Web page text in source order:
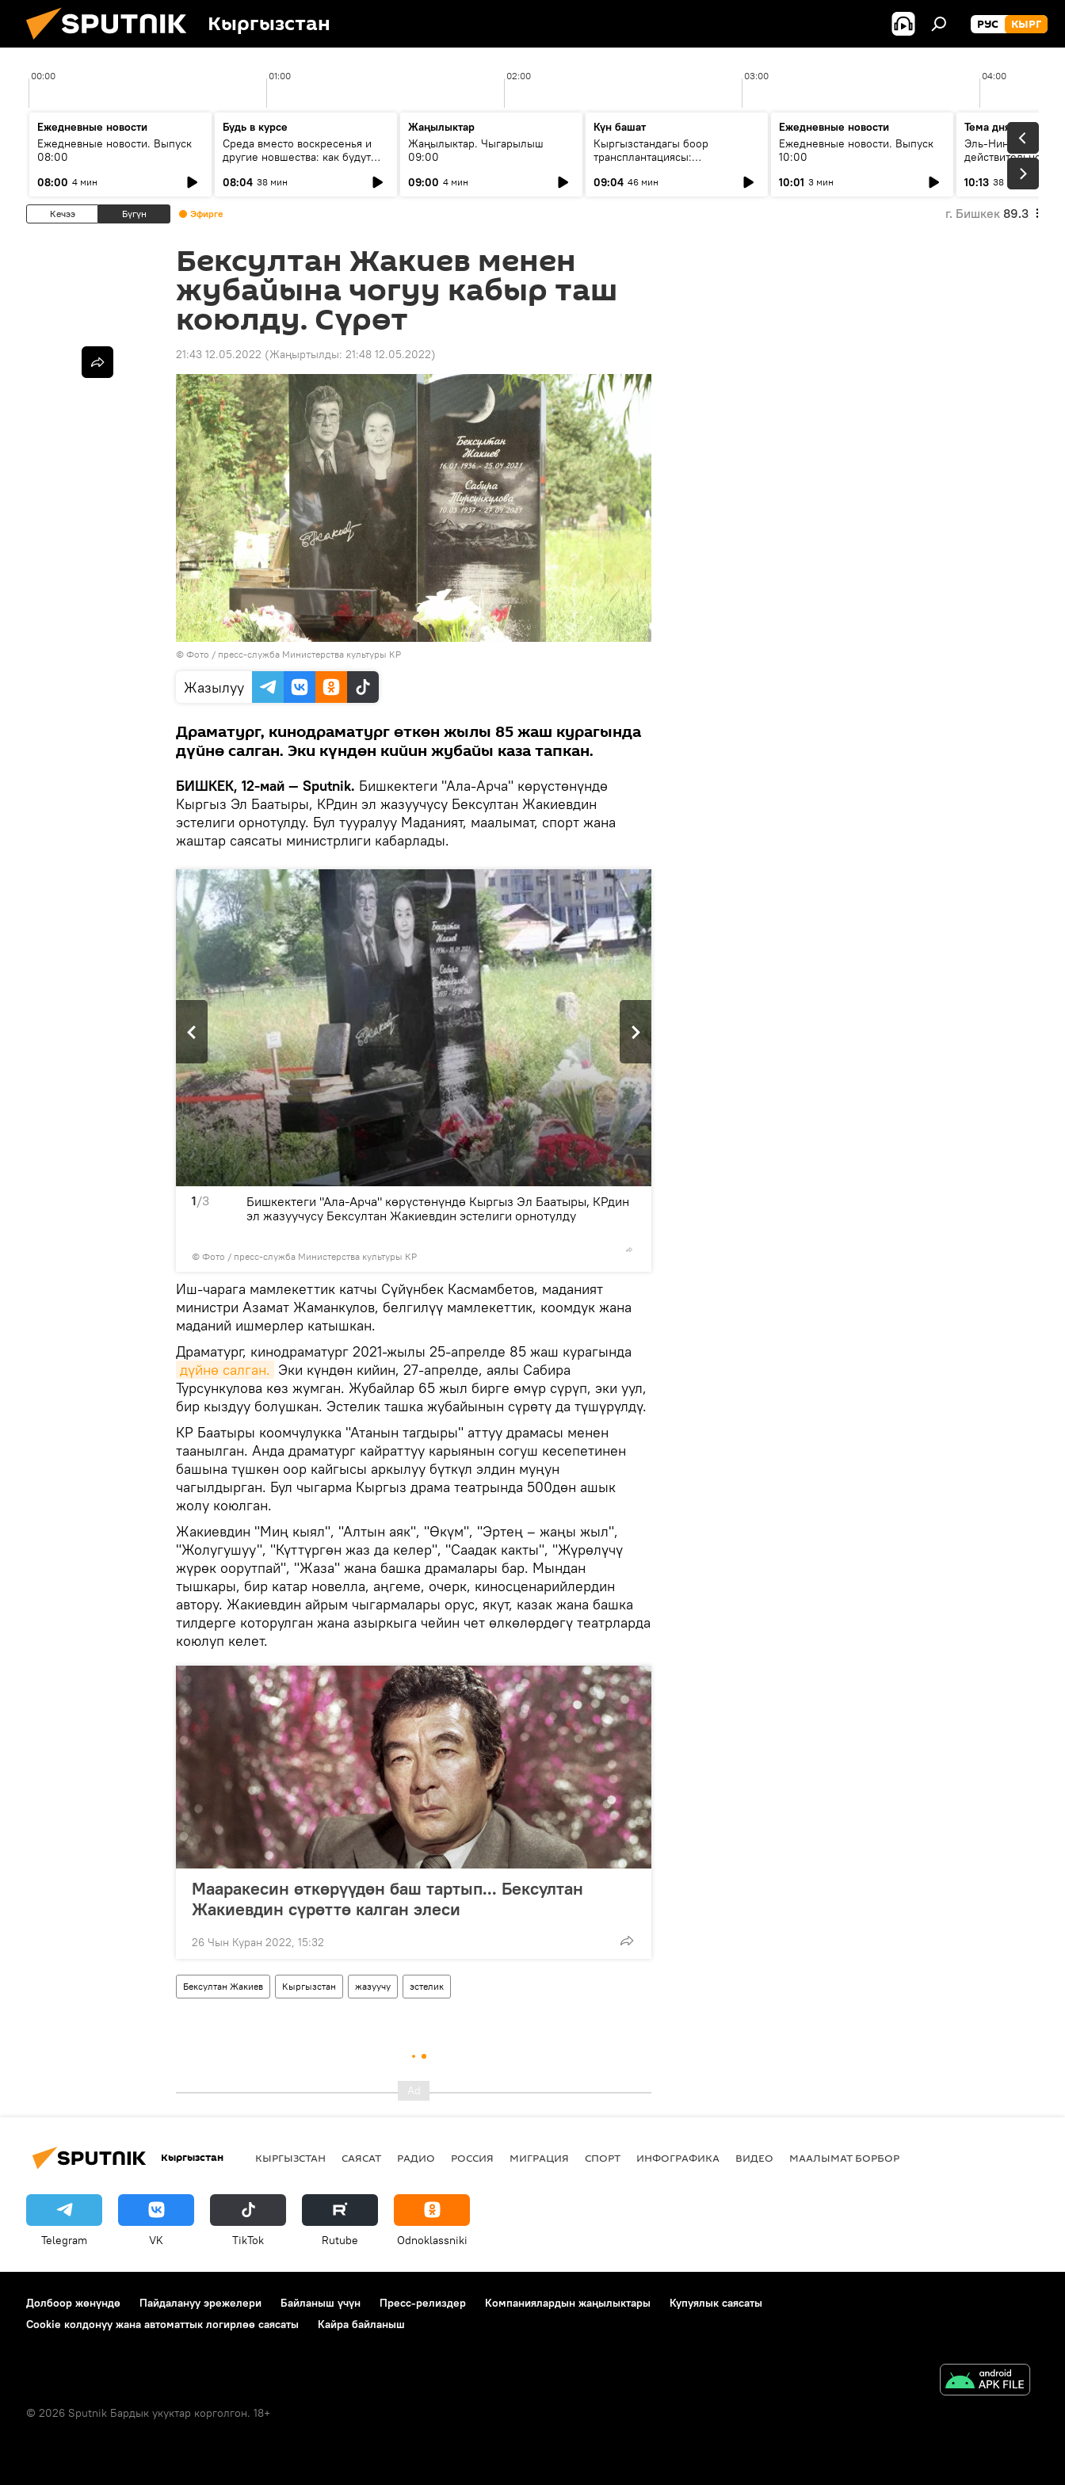
Кыргызстан РУС КЫРГ
00:00 01:00 02:00 03:00 04:00
Ежедневные новости
Ежедневные новости. Выпуск
08:00
08:00 4 мин
Будь в курсе
Среда вместо воскресенья и
другие новшества: как будут
08:04 38 мин
Жаңылыктар
Жаңылыктар. Чыгарылыш
09:00
09:00 4 мин
Күн башат
Кыргызстандагы боор
трансплантациясы:
келечеги
09:04 46 мин
Ежедневные новости
Ежедневные новости. Выпуск
10:00
10:01 3 мин
Тема дня
Эль-Ниньо, жара и
действительно
погоду в
10:13 38 мин
Кечээ Бүгүн Эфирге г. Бишкек 89.3
Бексултан Жакиев менен
жубайына чогуу кабыр таш
коюлду. Сүрөт
21:43 12.05.2022 (Жаңыртылды: 21:48 12.05.2022)
© Фото / пресс-служба Министерства культуры КР
Жазылуу
Драматург, кинодраматург өткөн жылы 85 жаш курагында
дүйнө салган. Эки күндөн кийин жубайы каза тапкан.
БИШКЕК, 12-май — Sputnik. Бишкектеги "Ала-Арча" көрүстөнүндө
Кыргыз Эл Баатыры, КРдин эл жазуучусу Бексултан Жакиевдин
эстелиги орнотулду. Бул тууралуу Маданият, маалымат, спорт жана
жаштар саясаты министрлиги кабарлады.
1/3
© Фото / пресс-служба Министерства культуры КР
Бишкектеги "Ала-Арча" көрүстөнүндө Кыргыз Эл Баатыры, КРдин
эл жазуучусу Бексултан Жакиевдин эстелиги орнотулду
Иш-чарага мамлекеттик катчы Сүйүнбек Касмамбетов, маданият
министри Азамат Жаманкулов, белгилүү мамлекеттик, коомдук жана
маданий ишмерлер катышкан.
Драматург, кинодраматург 2021-жылы 25-апрелде 85 жаш курагында
дүйнө салган. Эки күндөн кийин, 27-апрелде, аялы Сабира
Турсункулова көз жумган. Жубайлар 65 жыл бирге өмүр сүрүп, эки уул,
бир кыздуу болушкан. Эстелик ташка жубайынын сүрөтү да түшүрүлдү.
КР Баатыры коомчулукка "Атанын тагдыры" аттуу драмасы менен
таанылган. Анда драматург кайраттуу карыянын согуш кесепетинен
башына түшкөн оор кайгысы аркылуу бүткүл элдин муңун
чагылдырган. Бул чыгарма Кыргыз драма театрында 500дөн ашык
жолу коюлган.
Жакиевдин "Миң кыял", "Алтын аяк", "Өкүм", "Эртең – жаңы жыл",
"Жолугушуу", "Күттүргөн жаз да келер", "Саадак какты", "Жүрөлүчү
жүрөк оорутпай", "Жаза" жана башка драмалары бар. Мындан
тышкары, бир катар новелла, аңгеме, очерк, киносценарийлердин
автору. Жакиевдин айрым чыгармалары орус, якут, казак жана башка
тилдерге которулган жана азыркыга чейин чет өлкөлөрдөгү театрларда
коюлуп келет.
Мааракесин өткөрүүдөн баш тартып... Бексултан
Жакиевдин сүрөттө калган элеси
26 Чын Куран 2022, 15:32
Бексултан Жакиев Кыргызстан жазуучу эстелик
Кыргызстан КЫРГЫЗСТАН САЯСАТ РАДИО РОССИЯ МИГРАЦИЯ СПОРТ ИНФОГРАФИКА ВИДЕО МААЛЫМАТ БОРБОР
Telegram VK ТikТоk Rutube Odnoklassniki
Долбоор жөнүндө Пайдалануу эрежелери Байланыш үчүн Пресс-релиздер Компаниялардын жаңылыктары
Купуялык саясаты
Cookie колдонуу жана автоматтык логирлөө саясаты
Кайра байланыш
© 2026 Sputnik Бардык укуктар корголгон. 18+